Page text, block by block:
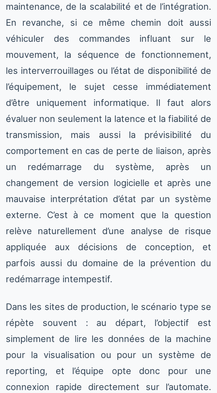
maintenance, de la scalabilité et de l’intégration.
En revanche, si ce même chemin doit aussi
véhiculer des commandes influant sur le
mouvement, la séquence de fonctionnement,
les interverrouillages ou l’état de disponibilité de
l’équipement, le sujet cesse immédiatement
d’être uniquement informatique. Il faut alors
évaluer non seulement la latence et la fiabilité de
transmission, mais aussi la prévisibilité du
comportement en cas de perte de liaison, après
un redémarrage du système, après un
changement de version logicielle et après une
mauvaise interprétation d’état par un système
externe. C’est à ce moment que la question
relève naturellement d’une analyse de risque
appliquée aux décisions de conception, et
parfois aussi du domaine de la prévention du
redémarrage intempestif.
Dans les sites de production, le scénario type se
répète souvent : au départ, l’objectif est
simplement de lire les données de la machine
pour la visualisation ou pour un système de
reporting, et l’équipe opte donc pour une
connexion rapide directement sur l’automate.